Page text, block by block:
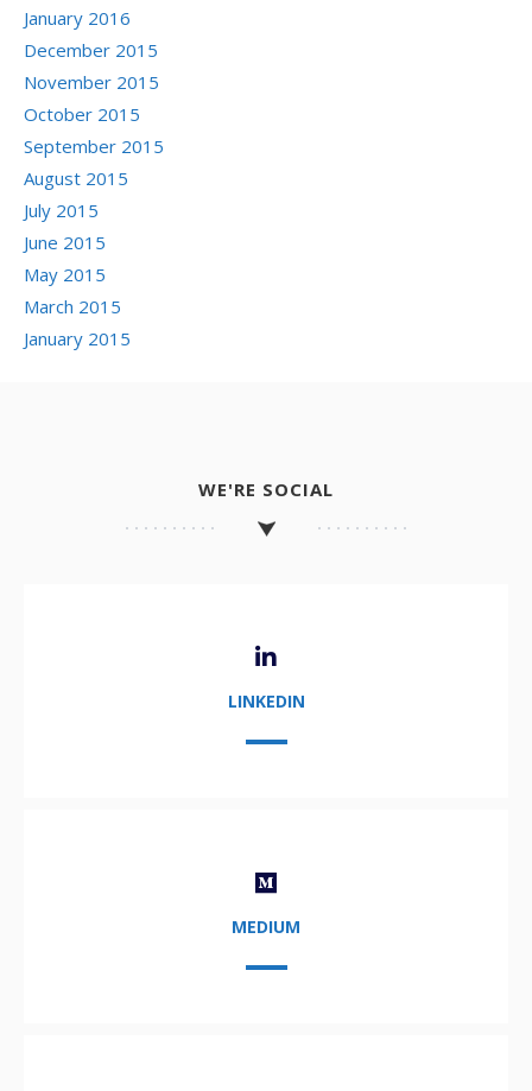
January 2016
December 2015
November 2015
October 2015
September 2015
August 2015
July 2015
June 2015
May 2015
March 2015
January 2015
WE'RE SOCIAL
LINKEDIN
MEDIUM